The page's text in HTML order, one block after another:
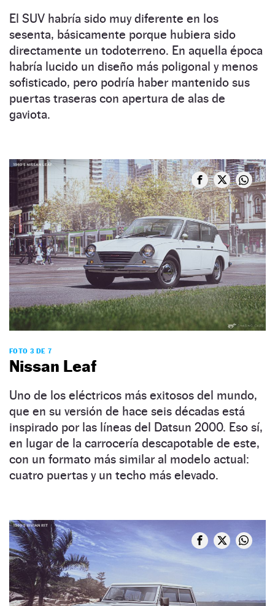
El SUV habría sido muy diferente en los
sesenta, básicamente porque hubiera sido
directamente un todoterreno. En aquella época
habría lucido un diseño más poligonal y menos
sofisticado, pero podría haber mantenido sus
puertas traseras con apertura de alas de
gaviota.
FOTO 3 DE 7
Nissan Leaf
Uno de los eléctricos más exitosos del mundo,
que en su versión de hace seis décadas está
inspirado por las líneas del Datsun 2000. Eso sí,
en lugar de la carrocería descapotable de este,
con un formato más similar al modelo actual:
cuatro puertas y un techo más elevado.